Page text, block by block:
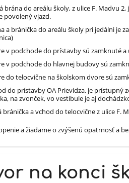
brána do areálu školy, z ulice F. Madvu
povolený vjazd.
a bránička do areálu školy pri jedálni je
v podchode do prístavby sú zamknuté a
v podchode do hlavnej budovy sú
do telocvične na školskom dvore sú
do prístavby OA Prievidza, je prístupný
na zvonček, vo vestibule je aj
bránička a vchod do telocvične z ulice F.
a žiadameo zvýšenú opatrnosť a
na konci